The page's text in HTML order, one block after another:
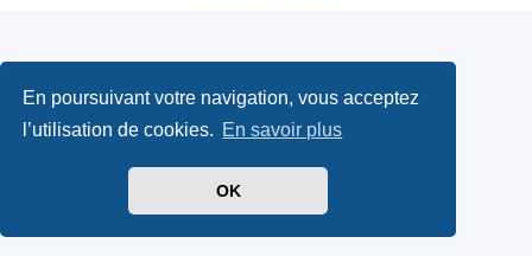
En poursuivant votre navigation, vous acceptez
l’utilisation de cookies. En savoir plus
OK